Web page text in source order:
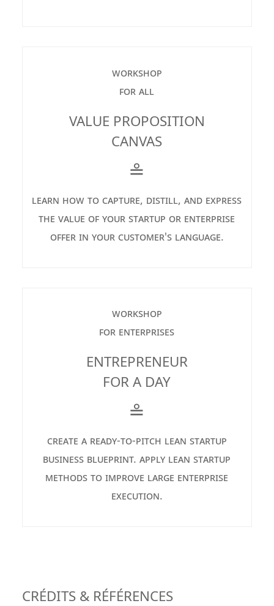
workshop
for all
VALUE PROPOSITION
CANVAS
≗
learn how to capture, distill, and express
the value of your startup or enterprise
offer in your customer's language.
workshop
for enterprises
ENTREPRENEUR
FOR A DAY
≗
create a ready-to-pitch lean startup
business blueprint. apply lean startup
methods to improve large enterprise
execution.
CRÉDITS & RÉFÉRENCES